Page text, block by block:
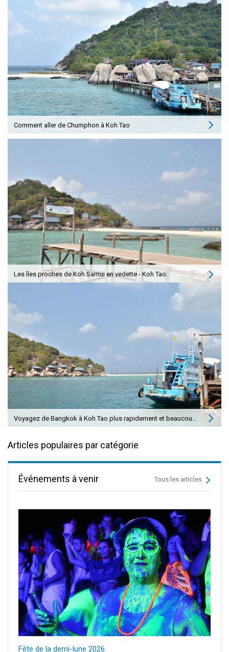
Comment aller de Chumphon à Koh Tao
Les îles proches de Koh Samui en vedette - Koh Tao
Articles populaires par catégorie
Événements à venir Tous les articles
Fête de la demi-lune 2026